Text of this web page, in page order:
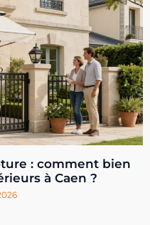
: comment bien
à Caen ?